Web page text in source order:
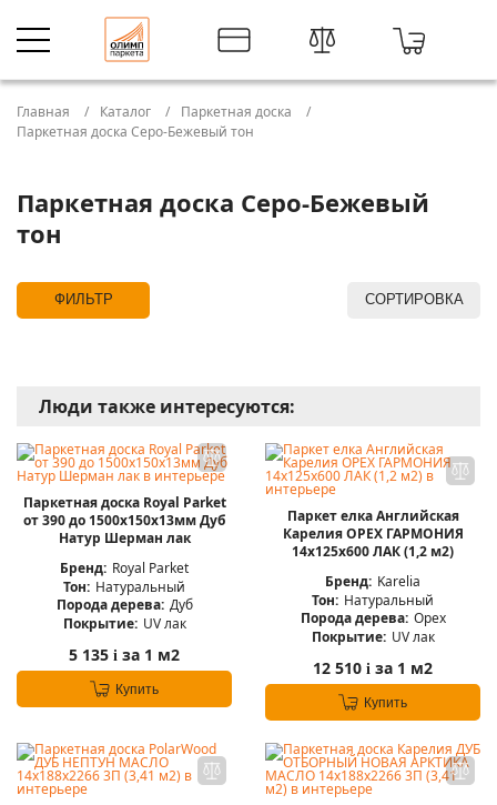
Главная Каталог
Паркетная доска
Паркетная доска Серо-Бежевый тон
Паркетная доска Серо-Бежевый
тон
ФИЛЬТР СОРТИРОВКА
Люди также интересуются:
Паркетная доска Royal Parket
от 390 до 1500х150х13мм Дуб
Натур Шерман лак
Бренд: Royal Parket
Тон: Натуральный
Порода дерева: Дуб
Покрытие: UV лак
5 135 i за 1 м2
Купить
Паркет елка Английская
Карелия ОРЕХ ГАРМОНИЯ
14x125x600 ЛАК (1,2 м2)
Бренд: Karelia
Тон: Натуральный
Порода дерева: Орех
Покрытие: UV лак
12 510 i за 1 м2
Купить